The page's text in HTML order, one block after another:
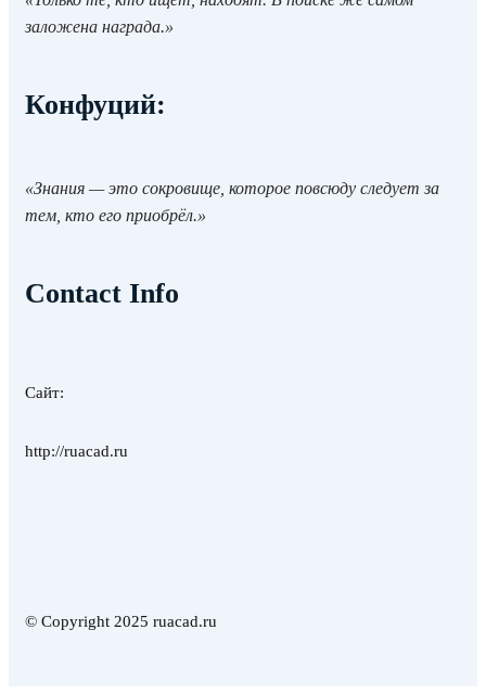
заложена награда.»
Конфуций:
«Знания — это сокровище, которое повсюду следует за
тем, кто его приобрёл.»
Contact Info
Сайт:
http://ruacad.ru
© Copyright 2025 ruacad.ru